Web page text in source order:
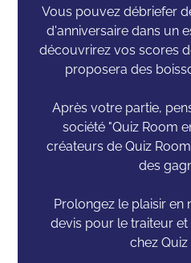
Vous pouvez débriefer
d'anniversaire dans un
découvrirez vos scores
proposera des
Après votre partie,
société "Quiz Room
créateurs de Quiz
des
Prolongez le plaisir en
devis pour le traiteur
chez Quiz